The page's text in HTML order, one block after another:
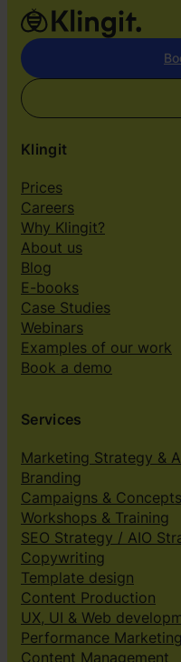
Klingit
Prices
Careers
Why Klingit?
About us
Blog
E-books
Case Studies
Webinars
Examples of our work
Book a demo
Services
Marketing Strategy &
Branding
Campaigns & Concepts
Workshops & Training
SEO Strategy / AIO
Copywriting
Template design
Content Production
UX, UI & Web
Performance Marketing
Content Management